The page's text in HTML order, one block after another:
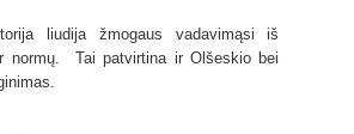
liudija žmogaus vadavimąsi iš
normų. Tai patvirtina ir Olšeskio bei